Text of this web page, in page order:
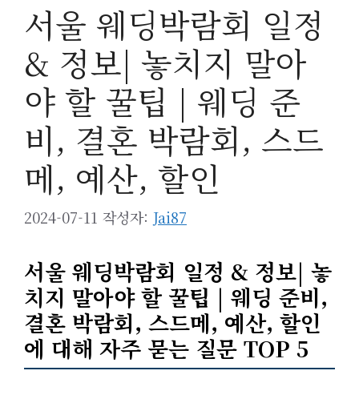
서울 웨딩박람회 일정
& 정보| 놓치지 말아
야 할 꿀팁 | 웨딩 준
비, 결혼 박람회, 스드
메, 예산, 할인
2024-07-11 작성자: Jai87
서울 웨딩박람회 일정 & 정보| 놓
치지 말아야 할 꿀팁 | 웨딩 준비,
결혼 박람회, 스드메, 예산, 할인
에 대해 자주 묻는 질문 TOP 5